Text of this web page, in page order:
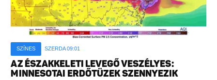
SZÍNES SZERDA 09:01
AZ ÉSZAKKELETI LEVEGŐ VESZÉLYES:
MINNESOTAI ERDŐTÜZEK SZENNYEZIK